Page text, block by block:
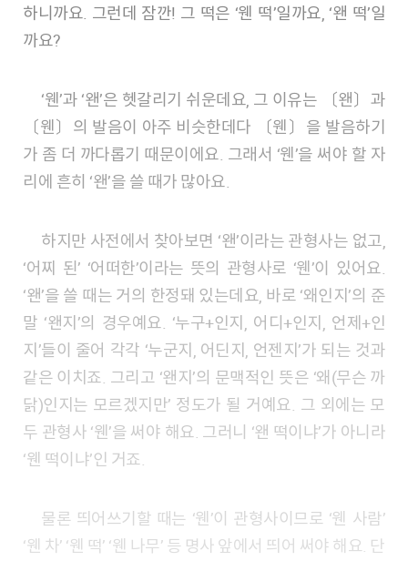
하니까요. 그런데 잠깐! 그 떡은 ‘웬 떡’일까요, ‘왠 떡’일
까요?
‘웬’과 ‘왠’은 헷갈리기 쉬운데요, 그 이유는 〔왠〕과
〔웬〕의 발음이 아주 비슷한데다 〔웬〕을 발음하기
가 좀 더 까다롭기 때문이에요. 그래서 ‘웬’을 써야 할 자
리에 흔히 ‘왠’을 쓸 때가 많아요.
하지만 사전에서 찾아보면 ‘왠’이라는 관형사는 없고,
‘어찌 된’ ‘어떠한’이라는 뜻의 관형사로 ‘웬’이 있어요.
‘왠’을 쓸 때는 거의 한정돼 있는데요, 바로 ‘왜인지’의 준
말 ‘왠지’의 경우예요. ‘누구+인지, 어디+인지, 언제+인
지’들이 줄어 각각 ‘누군지, 어딘지, 언젠지’가 되는 것과
같은 이치죠. 그리고 ‘왠지’의 문맥적인 뜻은 ‘왜(무슨 까
닭)인지는 모르겠지만’ 정도가 될 거예요. 그 외에는 모
두 관형사 ‘웬’을 써야 해요. 그러니 ‘왠 떡이냐’가 아니라
‘웬 떡이냐’인 거죠.
물론 띄어쓰기할 때는 ‘웬’이 관형사이므로 ‘웬 사람’
‘웬 차’ ‘웬 떡’ ‘웬 나무’ 등 명사 앞에서 띄어 써야 해요. 단